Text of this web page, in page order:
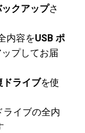
クアップさ
内容をUSB ポ
プしてお届
ドライブを使
ライブの全内